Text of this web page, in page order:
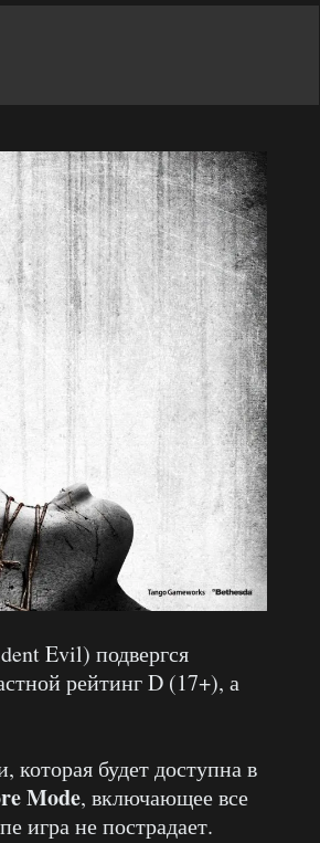
Evil) подвергся
рейтинг D (17+), а
будет доступна в
Mode, включающее все
игра не пострадает.